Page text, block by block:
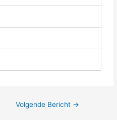
Volgende Bericht →